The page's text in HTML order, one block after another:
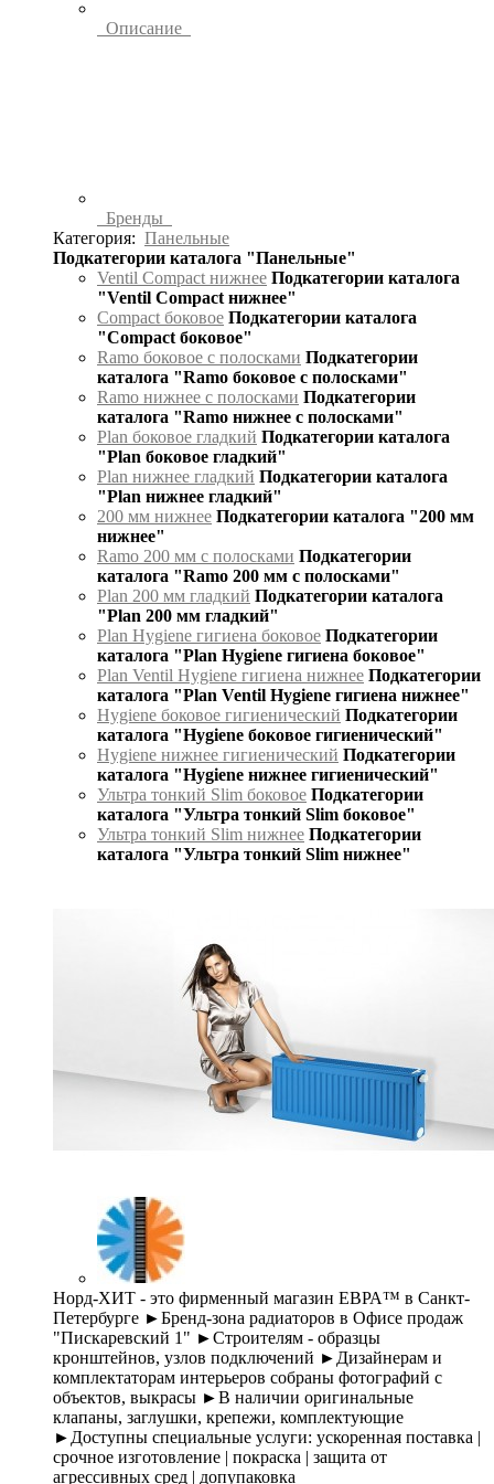
Описание
Бренды
Категория: Панельные
Подкатегории каталога "Панельные"
Ventil Compact нижнее Подкатегории каталога
"Ventil Compact нижнее"
Compact боковое Подкатегории каталога
"Compact боковое"
Ramo боковое с полосками Подкатегории
каталога "Ramo боковое с полосками"
Ramo нижнее с полосками Подкатегории
каталога "Ramo нижнее с полосками"
Plan боковое гладкий Подкатегории каталога
"Plan боковое гладкий"
Plan нижнее гладкий Подкатегории каталога
"Plan нижнее гладкий"
200 мм нижнее Подкатегории каталога "200 мм
нижнее"
Ramo 200 мм с полосками Подкатегории
каталога "Ramo 200 мм с полосками"
Plan 200 мм гладкий Подкатегории каталога
"Plan 200 мм гладкий"
Plan Hygiene гигиена боковое Подкатегории
каталога "Plan Hygiene гигиена боковое"
Plan Ventil Hygiene гигиена нижнее Подкатегории
каталога "Plan Ventil Hygiene гигиена нижнее"
Hygiene боковое гигиенический Подкатегории
каталога "Hygiene боковое гигиенический"
Hygiene нижнее гигиенический Подкатегории
каталога "Hygiene нижнее гигиенический"
Ультра тонкий Slim боковое Подкатегории
каталога "Ультра тонкий Slim боковое"
Ультра тонкий Slim нижнее Подкатегории
каталога "Ультра тонкий Slim нижнее"
Норд-ХИТ - это фирменный магазин ЕВРА™ в Санкт-
Петербурге ►Бренд-зона радиаторов в Офисе продаж
"Пискаревский 1" ►Строителям - образцы
кронштейнов, узлов подключений ►Дизайнерам и
комплектаторам интерьеров собраны фотографий с
объектов, выкрасы ►В наличии оригинальные
клапаны, заглушки, крепежи, комплектующие
►Доступны специальные услуги: ускоренная поставка |
срочное изготовление | покраска | защита от
агрессивных сред | допупаковка